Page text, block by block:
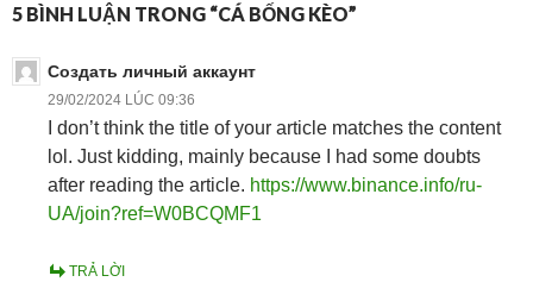
5 BÌNH LUẬN TRONG “CÁ BỐNG KÈO”
Создать личный аккаунт
29/02/2024 LÚC 09:36
I don’t think the title of your article matches the content
lol. Just kidding, mainly because I had some doubts
after reading the article. https://www.binance.info/ru-
UA/join?ref=W0BCQMF1
TRẢ LỜI